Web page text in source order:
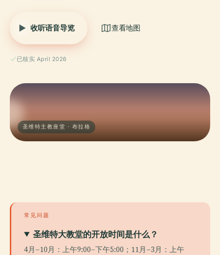
收听语音导览 查看地图
已核实 April 2026
圣维特主教座堂 · 布拉格
常见问题
圣维特大教堂的开放时间是什么？
4月–10月：上午9:00–下午5:00；11月–3月：上午